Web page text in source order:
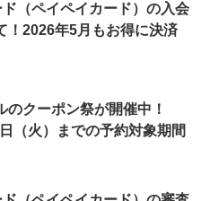
（ペイペイカード）の入会
！2026年5月もお得に決済
のクーポン祭が開催中！
（火）までの予約対象期間